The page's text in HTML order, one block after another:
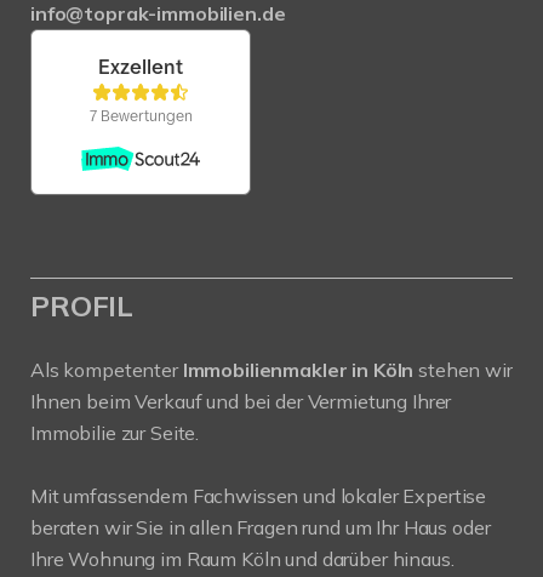
info@toprak-immobilien.de
PROFIL
Als kompetenter Immobilienmakler in Köln stehen wir
Ihnen beim Verkauf und bei der Vermietung Ihrer
Immobilie zur Seite.
Mit umfassendem Fachwissen und lokaler Expertise
beraten wir Sie in allen Fragen rund um Ihr Haus oder
Ihre Wohnung im Raum Köln und darüber hinaus.